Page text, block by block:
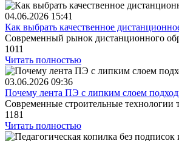
04.06.2026 15:41
Как выбрать качественное
Современный рынок дистанционного
1011
Читать полностью
03.06.2026 09:36
Почему лента ПЭ с липким слоем
Современные строительные
1181
Читать полностью